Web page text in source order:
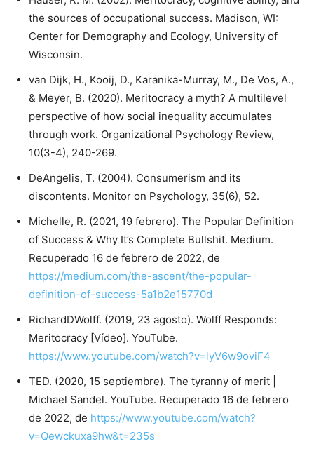
the sources of occupational success. Madison, WI:
Center for Demography and Ecology, University of
Wisconsin.
van Dijk, H., Kooij, D., Karanika-Murray, M., De Vos, A.,
& Meyer, B. (2020). Meritocracy a myth? A multilevel
perspective of how social inequality accumulates
through work. Organizational Psychology Review,
10(3-4), 240-269.
DeAngelis, T. (2004). Consumerism and its
discontents. Monitor on Psychology, 35(6), 52.
Michelle, R. (2021, 19 febrero). The Popular Definition
of Success & Why It’s Complete Bullshit. Medium.
Recuperado 16 de febrero de 2022, de
https://medium.com/the-ascent/the-popular-
definition-of-success-5a1b2e15770d
RichardDWolff. (2019, 23 agosto). Wolff Responds:
Meritocracy [Vídeo]. YouTube.
https://www.youtube.com/watch?v=lyV6w9oviF4
TED. (2020, 15 septiembre). The tyranny of merit |
Michael Sandel. YouTube. Recuperado 16 de febrero
de 2022, de https://www.youtube.com/watch?
v=Qewckuxa9hw&t=235s